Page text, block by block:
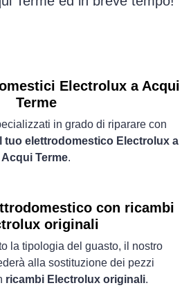
Electrolux a Acqui
Terme
in grado di riparare con
tuo elettrodomestico Electrolux a
Acqui Terme.
con ricambi
originali
la tipologia del guasto, il nostro
alla sostituzione dei pezzi
ricambi Electrolux originali.